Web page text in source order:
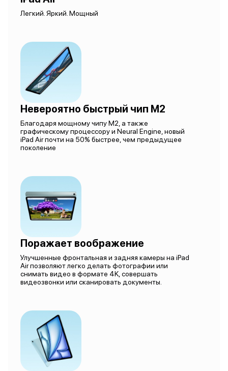
Легкий. Яркий. Мощный
Невероятно быстрый чип M2
Благодаря мощному чипу M2, а также
графическому процессору и Neural Engine, новый
iPad Air почти на 50% быстрее, чем предыдущее
поколение
Поражает воображение
Улучшенные фронтальная и задняя камеры на iPad
Air позволяют легко делать фотографии или
снимать видео в формате 4K, совершать
видеозвонки или сканировать документы.